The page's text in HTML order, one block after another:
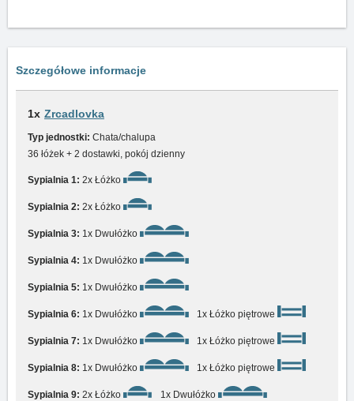
Szczegółowe informacje
1x Zrcadlovka
Typ jednostki: Chata/chalupa
36 łóżek + 2 dostawki, pokój dzienny
Sypialnia 1: 2x Łóżko
Sypialnia 2: 2x Łóżko
Sypialnia 3: 1x Dwułóżko
Sypialnia 4: 1x Dwułóżko
Sypialnia 5: 1x Dwułóżko
Sypialnia 6: 1x Dwułóżko 1x Łóżko piętrowe
Sypialnia 7: 1x Dwułóżko 1x Łóżko piętrowe
Sypialnia 8: 1x Dwułóżko 1x Łóżko piętrowe
Sypialnia 9: 2x Łóżko
1x Dwułóżko